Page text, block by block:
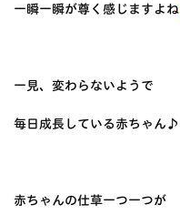
一瞬一瞬が尊く感じますよね
一見、変わらないようで
毎日成長している赤ちゃん♪
赤ちゃんの仕草一つ一つが